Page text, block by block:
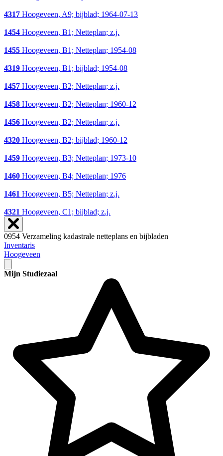
4317 Hoogeveen, A9; bijblad; 1964-07-13
1454 Hoogeveen, B1; Netteplan; z.j.
1455 Hoogeveen, B1; Netteplan; 1954-08
4319 Hoogeveen, B1; bijblad; 1954-08
1457 Hoogeveen, B2; Netteplan; z.j.
1458 Hoogeveen, B2; Netteplan; 1960-12
1456 Hoogeveen, B2; Netteplan; z.j.
4320 Hoogeveen, B2; bijblad; 1960-12
1459 Hoogeveen, B3; Netteplan; 1973-10
1460 Hoogeveen, B4; Netteplan; 1976
1461 Hoogeveen, B5; Netteplan; z.j.
4321 Hoogeveen, C1; bijblad; z.j.
0954 Verzameling kadastrale netteplans en bijbladen
Inventaris
Hoogeveen
Mijn Studiezaal